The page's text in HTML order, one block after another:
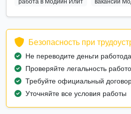
Безопасность при
Не переводите деньги
Проверяйте легальность
Требуйте официальный
Уточняйте все условия работы